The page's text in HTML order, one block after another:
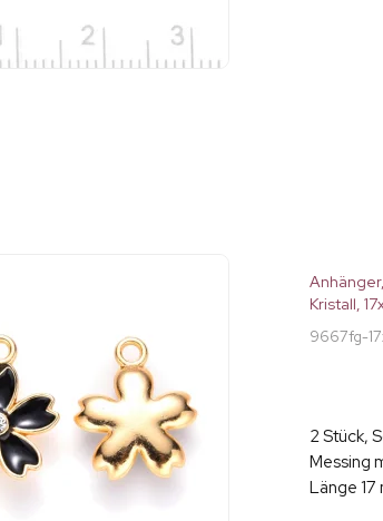
Kristall,
9667fg-
2 Stück,
Messing
Länge 17